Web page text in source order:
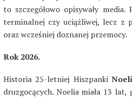
to szczegółowo opisywały
terminalnej czy uciążliwej, lecz z
oraz wcześniej doznanej przemocy.
Rok 2026.
Historia 25-letniej Hiszpanki
druzgocących. Noelia miała 13